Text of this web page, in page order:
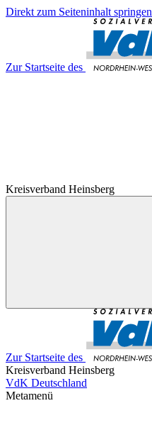
Direkt zum Seiteninhalt springen
Zur Startseite des
Kreisverband Heinsberg
Zur Startseite des
Kreisverband Heinsberg
VdK Deutschland
Metamenü